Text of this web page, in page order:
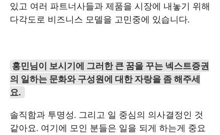
있고 여러 파트너사들과 제품을 시장에 내놓기 위해
다각도로 비즈니스 모델을 고민중에 있습니다.
홍민님이 보시기에 그러한 큰 꿈을 꾸는 넥스트증권
의 일하는 문화와 구성원에 대한 자랑을 좀 해주세
요.
솔직함과 투명성. 그리고 일 중심의 의사결정인 것
같아요. 여기에 모인 분들은 일을 되게 하는게 중요